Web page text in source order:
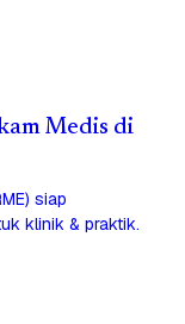
Medis di
siap
klinik & praktik.